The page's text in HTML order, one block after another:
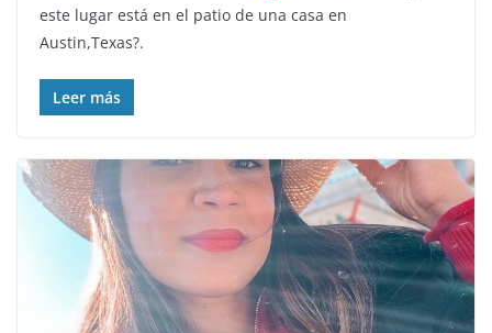
este lugar está en el patio de una casa en
Austin,Texas?.
Leer más